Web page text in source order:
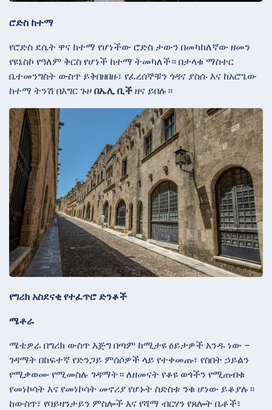
ሮድስ ከተማ
የሮድስ ደሴት ዋና ከተማ የሆነችው ሮድስ ታውን በመካከለኛው ዘመን
የዩኔስኮ የዓለም ቅርስ የሆነች ከተማ ትመካለች። በታላቁ ማስተር
ቤተመንግስት ውስጥ ይቅበዘበዙ፣ የፈረሰኞቹን ጎዳና ያስሱ እና ከአሮጌው
ከተማ ትንሽ በእግር ጉዞ በኤሊ ቢች ዘና ይበሉ።
የግሪክ አስደናቂ የተፈጥሮ ድንቆች
ሜቶራ
ሜቴዎራ በግሪክ ውስጥ እጅግ በጣም ከሚታዩ ዕይታዎች አንዱ ነው –
ገዳማት በከፍተኛ የድንጋይ ምሰሶዎች ላይ የተቀመጡ፣ የስበት ኃይልን
የሚቃወሙ የሚመስሉ ገዳማት። ለዘመናት የቆዩ ወጎችን የሚጠብቁ
የመነኮሳት እና የመነኮሳት መኖሪያ የሆኑት ስድስቱ ንቁ ሆነው ይቆያሉ።
ከውስጥ፣ የባይዛንታይን ምስሎች እና የሻማ ብርሃን የጸሎት ቤቶች፣